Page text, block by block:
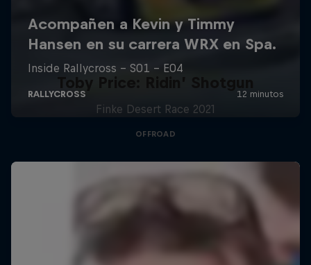
Toby Price: Ridin’ Shotgun
Finke Desert Race 2021
OFFROAD